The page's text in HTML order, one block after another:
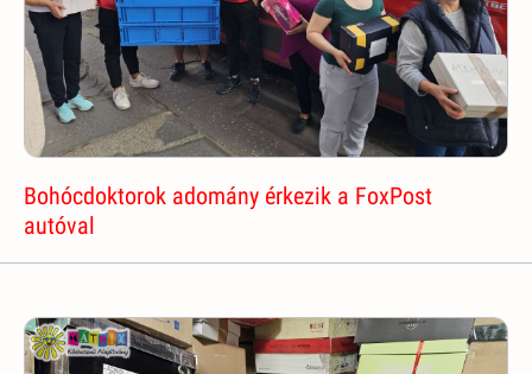
Bohócdoktorok adomány érkezik a FoxPost
autóval